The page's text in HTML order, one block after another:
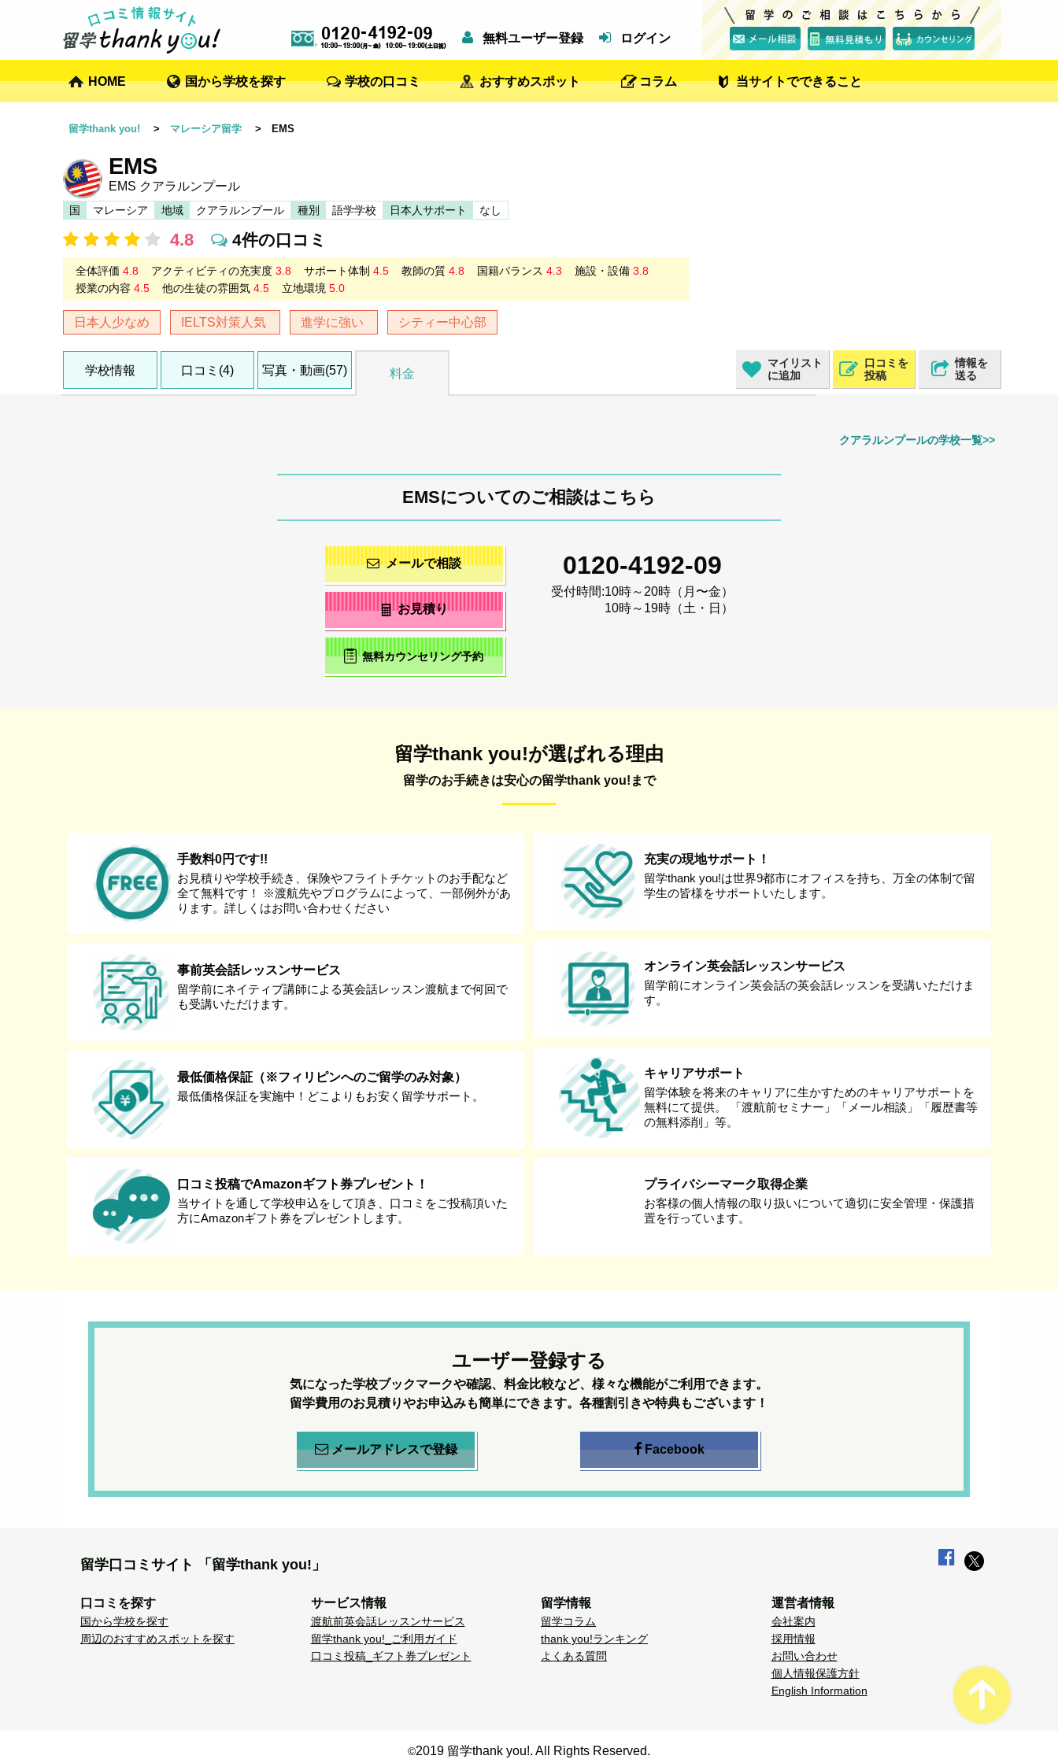
無料ユーザー登録 ログイン
HOME 国から学校を探す 学校の口コミ おすすめスポット コラム 当サイトでできること
留学thank you! > マレーシア留学 > EMS
EMS
EMS クアラルンプール
国 マレーシア 地域 クアラルンプール 種別 語学学校 日本人サポート なし
4.8 4件の口コミ
全体評価 4.8 アクティビティの充実度 3.8 サポート体制 4.5 教師の質 4.8 国籍バランス 4.3 施設・設備 3.8
授業の内容 4.5 他の生徒の雰囲気 4.5 立地環境 5.0
日本人少なめ IELTS対策人気 進学に強い シティー中心部
マイリスト
に追加
口コミを
投稿
情報を
送る
学校情報 口コミ(4) 写真・動画(57) 料金
クアラルンプールの学校一覧>>
EMSについてのご相談はこちら
メールで相談
お見積り
無料カウンセリング予約
0120-4192-09
受付時間:10時～20時（月〜金）
10時～19時（土・日）
留学thank you!が選ばれる理由
留学のお手続きは安心の留学thank you!まで
手数料0円です!!
お見積りや学校手続き、保険やフライトチケットのお手配など
全て無料です！ ※渡航先やプログラムによって、一部例外があ
ります。詳しくはお問い合わせください
事前英会話レッスンサービス
留学前にネイティブ講師による英会話レッスン渡航まで何回で
も受講いただけます。
最低価格保証（※フィリピンへのご留学のみ対象）
最低価格保証を実施中！どこよりもお安く留学サポート。
口コミ投稿でAmazonギフト券プレゼント！
当サイトを通して学校申込をして頂き、口コミをご投稿頂いた
方にAmazonギフト券をプレゼントします。
充実の現地サポート！
留学thank you!は世界9都市にオフィスを持ち、万全の体制で留
学生の皆様をサポートいたします。
オンライン英会話レッスンサービス
留学前にオンライン英会話の英会話レッスンを受講いただけま
す。
キャリアサポート
留学体験を将来のキャリアに生かすためのキャリアサポートを
無料にて提供。 「渡航前セミナー」「メール相談」「履歴書等
の無料添削」等。
プライバシーマーク取得企業
お客様の個人情報の取り扱いについて適切に安全管理・保護措
置を行っています。
ユーザー登録する
気になった学校ブックマークや確認、料金比較など、様々な機能がご利用できます。
留学費用のお見積りやお申込みも簡単にできます。各種割引きや特典もございます！
メールアドレスで登録 Facebook
留学口コミサイト 「留学thank you!」
口コミを探す
国から学校を探す
周辺のおすすめスポットを探す
サービス情報
渡航前英会話レッスンサービス
留学thank you!_ご利用ガイド
口コミ投稿_ギフト券プレゼント
留学情報
留学コラム
thank you!ランキング
よくある質問
運営者情報
会社案内
採用情報
お問い合わせ
個人情報保護方針
English Information
©2019 留学thank you!. All Rights Reserved.